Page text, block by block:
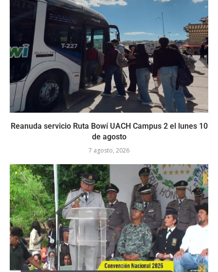
Reanuda servicio Ruta Bowí UACH Campus 2 el lunes 10
de agosto
7 agosto, 2026